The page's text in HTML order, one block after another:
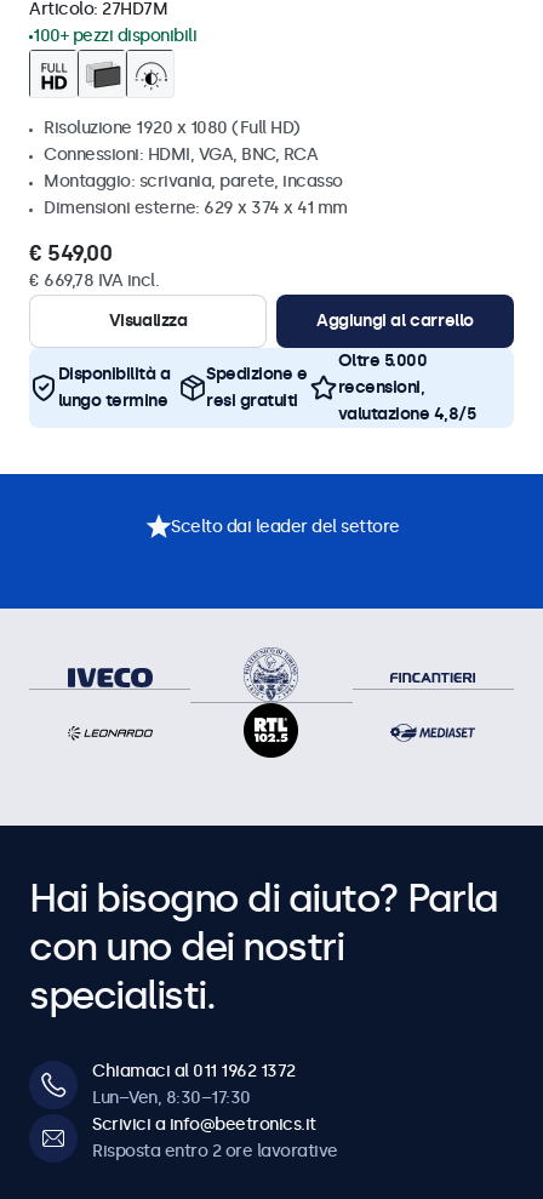
Articolo: 27HD7M
100+ pezzi disponibili
Risoluzione 1920 x 1080 (Full HD)
Connessioni: HDMI, VGA, BNC, RCA
Montaggio: scrivania, parete, incasso
Dimensioni esterne: 629 x 374 x 41 mm
€ 549,00
€ 669,78 IVA incl.
Visualizza
Aggiungi al carrello
Disponibilità a
lungo termine
Spedizione e
resi gratuiti
Oltre 5.000
recensioni,
valutazione 4,8/5
Scelto dai leader del settore
Hai bisogno di aiuto? Parla
con uno dei nostri
specialisti.
Chiamaci al 011 1962 1372
Lun–Ven, 8:30–17:30
Scrivici a info@beetronics.it
Risposta entro 2 ore lavorative